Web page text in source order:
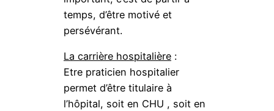
temps, d’être motivé et
persévérant.
La carrière hospitalière :
Etre praticien hospitalier
permet d’être titulaire à
l’hôpital, soit en CHU , soit en